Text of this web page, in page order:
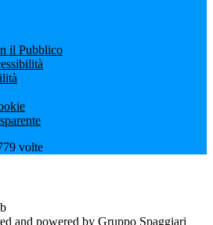
il Pubblico
volte
and powered by Gruppo Spaggiari